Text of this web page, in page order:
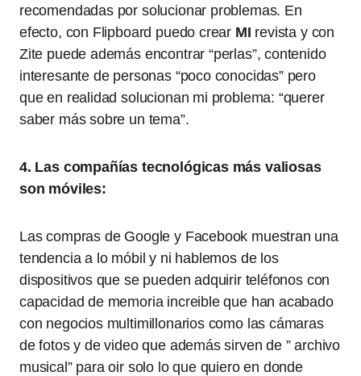
recomendadas por solucionar problemas. En
efecto, con Flipboard puedo crear MI revista y con
Zite puede además encontrar “perlas”, contenido
interesante de personas “poco conocidas” pero
que en realidad solucionan mi problema: “querer
saber más sobre un tema”.
4. Las compañías tecnológicas más valiosas
son móviles:
Las compras de Google y Facebook muestran una
tendencia a lo móbil y ni hablemos de los
dispositivos que se pueden adquirir teléfonos con
capacidad de memoria increible que han acabado
con negocios multimillonarios como las cámaras
de fotos y de video que además sirven de ” archivo
musical” para oir solo lo que quiero en donde